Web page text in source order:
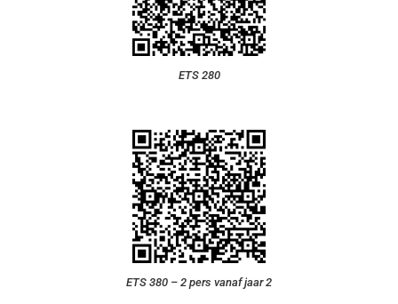
ETS 280
ETS 380 – 2 pers vanaf jaar 2